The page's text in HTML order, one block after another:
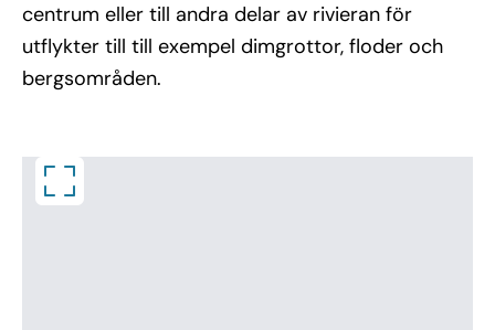
centrum eller till andra delar av rivieran för
utflykter till till exempel dimgrottor, floder och
bergsområden.